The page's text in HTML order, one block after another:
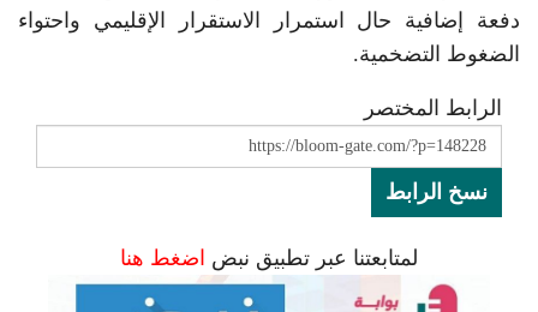
دفعة إضافية حال استمرار الاستقرار الإقليمي واحتواء
الضغوط التضخمية.
الرابط المختصر
نسخ الرابط
لمتابعتنا عبر تطبيق نبض اضغط هنا